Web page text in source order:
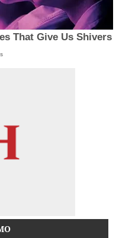
That Give Us Shivers